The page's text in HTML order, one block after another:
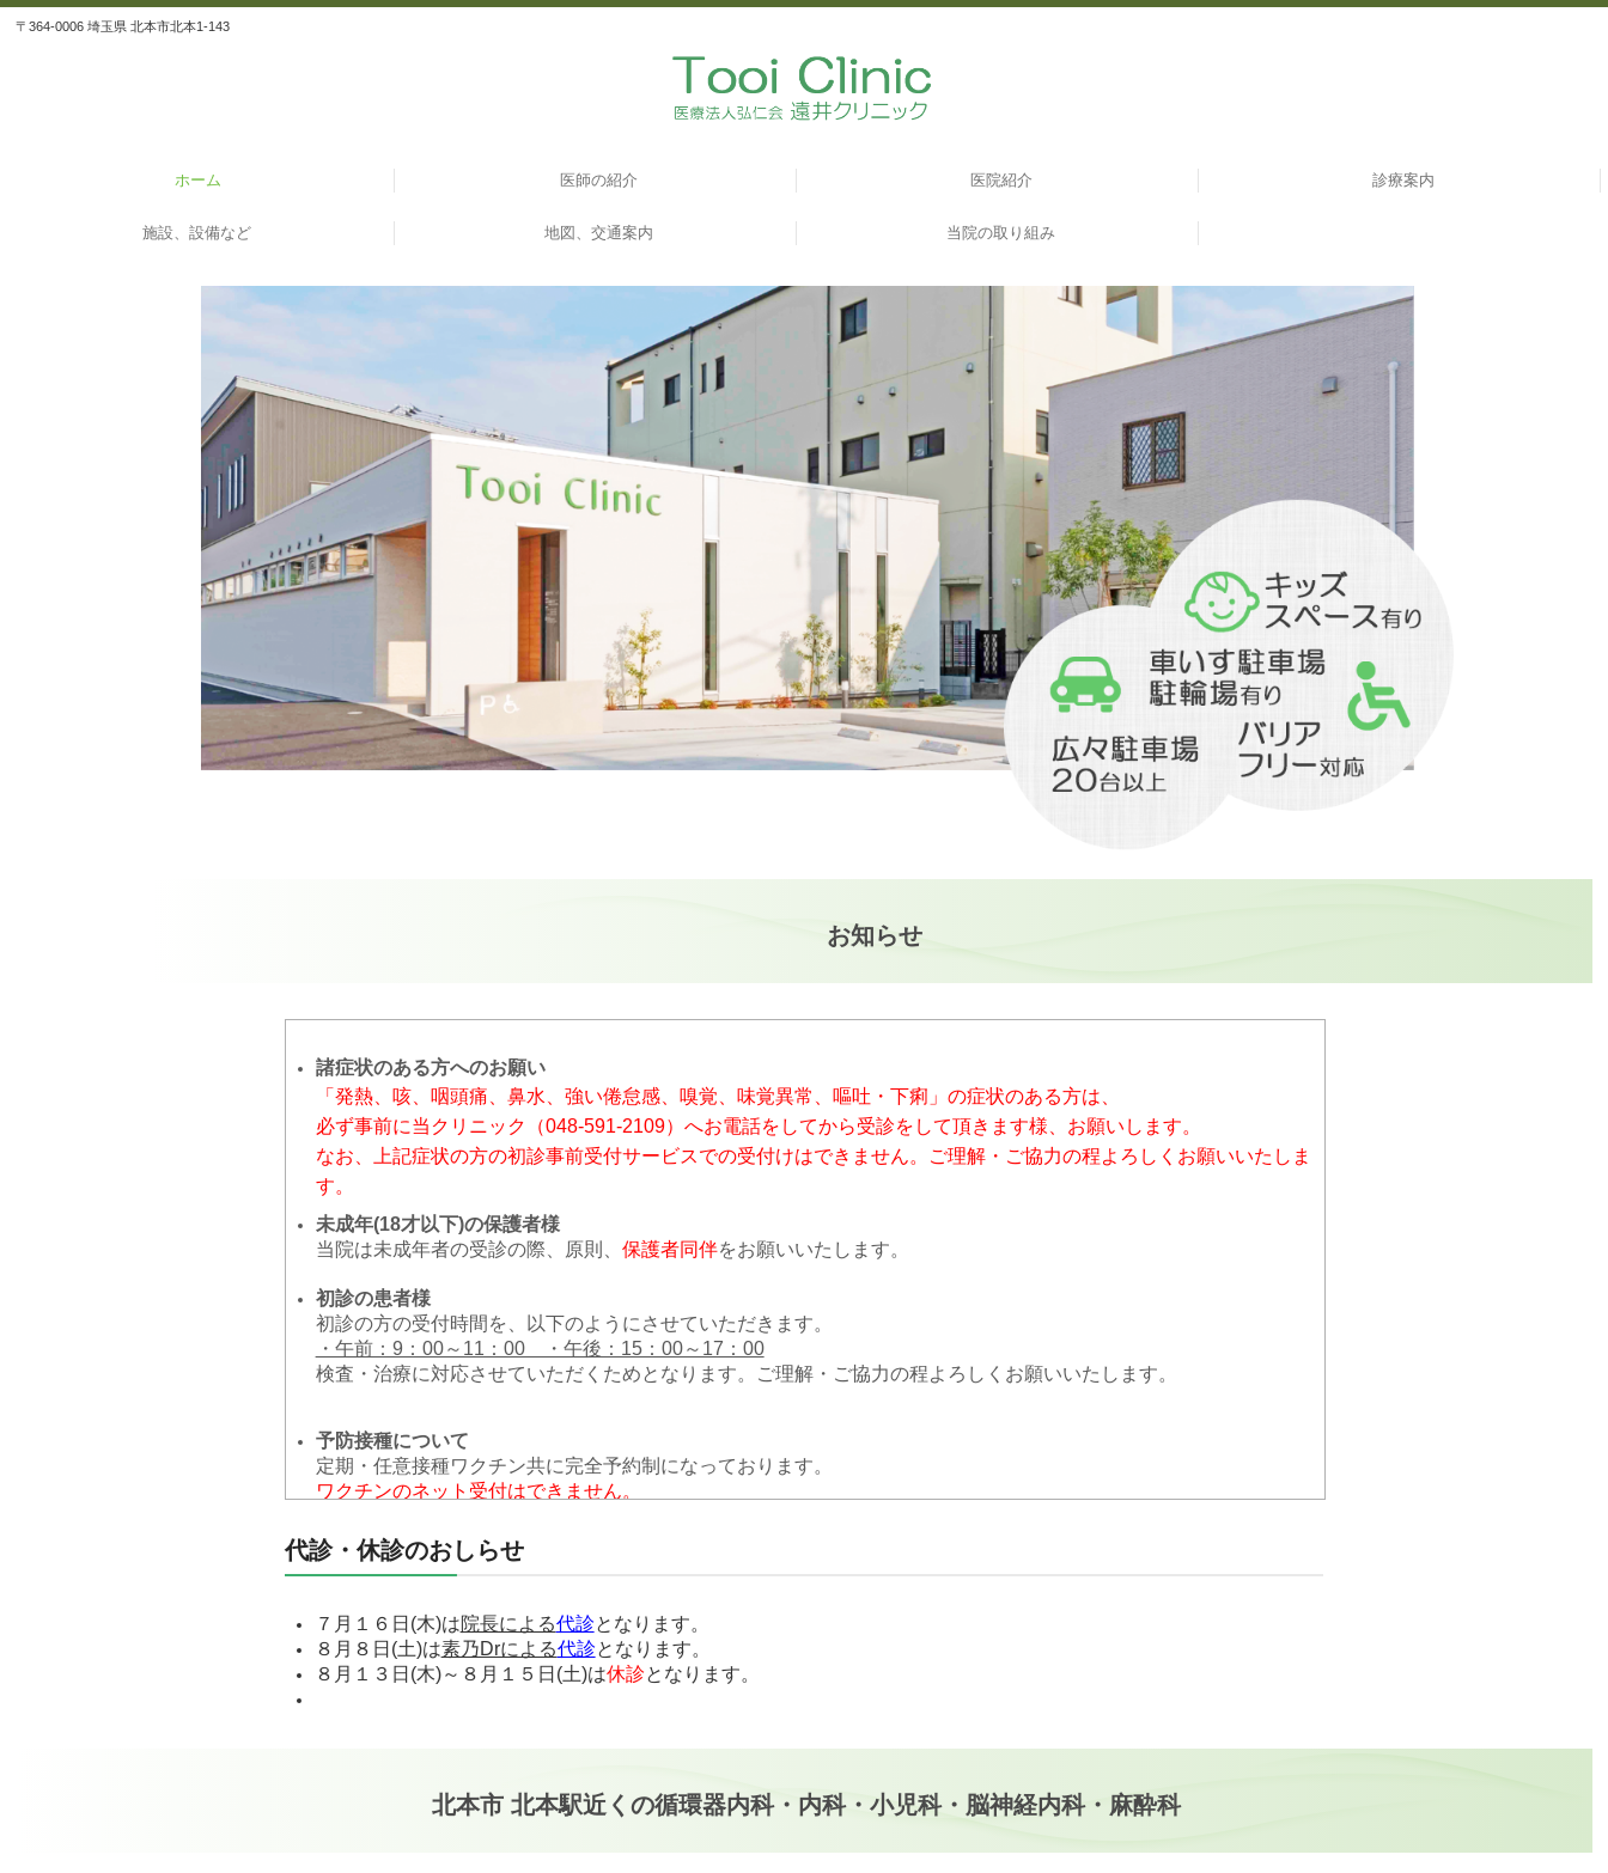
〒364-0006 埼玉県 北本市北本1-143
ホーム 医師の紹介 医院紹介 診療案内
施設、設備など 地図、交通案内 当院の取り組み
お知らせ
諸症状のある方へのお願い
「発熱、咳、咽頭痛、鼻水、強い倦怠感、嗅覚、味覚異常、嘔吐・下痢」の症状のある方は、
必ず事前に当クリニック（048-591-2109）へお電話をしてから受診をして頂きます様、お願いします。
なお、上記症状の方の初診事前受付サービスでの受付けはできません。ご理解・ご協力の程よろしくお願いいたしま
す。
未成年(18才以下)の保護者様
当院は未成年者の受診の際、原則、 保護者同伴をお願いいたします。
初診の患者様
初診の方の受付時間を、以下のようにさせていただきます。
・午前：9：00～11：00 ・午後：15：00～17：00
検査・治療に対応させていただくためとなります。ご理解・ご協力の程よろしくお願いいたします。
予防接種について
定期・任意接種ワクチン共に完全予約制になっております。
ワクチンのネット受付はできません。
駐車場について
車いす駐車場：1台
駐輪場（自転車専用）
月極エリア（駐車不可）
代診・休診のおしらせ
７月１６日(木)は院長による代診となります。
８月８日(土)は素乃Drによる代診となります。
８月１３日(木)～８月１５日(土)は休診となります。
北本市 北本駅近くの循環器内科・内科・小児科・脳神経内科・麻酔科